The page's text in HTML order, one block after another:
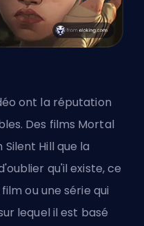
ont la réputation
Des films Mortal
Hill que la
qu'il existe, ce
ou une série qui
lequel il est basé